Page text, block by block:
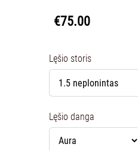
€75.00
Lęšio storis
Lęšio danga